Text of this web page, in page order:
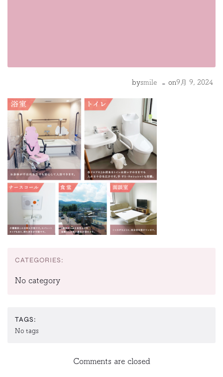
bysmile - on9月 9, 2024
CATEGORIES:
No category
TAGS:
No tags
Comments are closed